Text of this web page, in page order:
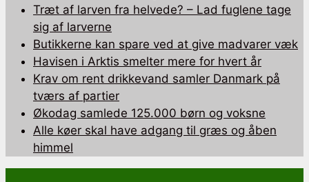
Træt af larven fra helvede? – Lad fuglene tage
sig af larverne
Butikkerne kan spare ved at give madvarer væk
Havisen i Arktis smelter mere for hvert år
Krav om rent drikkevand samler Danmark på
tværs af partier
Økodag samlede 125.000 børn og voksne
Alle køer skal have adgang til græs og åben
himmel